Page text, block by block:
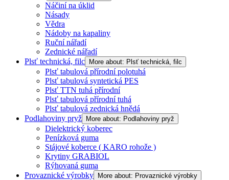
Náčiní na úklid
Násady
Vědra
Nádoby na kapaliny
Ruční nářadí
Zednické nářadí
Plsť technická, filc More about: Plsť technická, filc
Plsť tabulová přírodní polotuhá
Plsť tabulová syntetická PES
Plsť TTN tuhá přírodní
Plsť tabulová přírodní tuhá
Plsť tabulová zednická hnědá
Podlahoviny pryž More about: Podlahoviny pryž
Dielektrický koberec
Penízková guma
Stájové koberce ( KARO rohože )
Krytiny GRABIOL
Rýhovaná guma
Provaznické výrobky More about: Provaznické výrobky